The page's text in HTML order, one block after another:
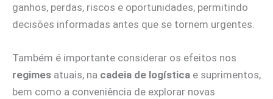
ganhos, perdas, riscos e oportunidades, permitindo
decisões informadas antes que se tornem urgentes.
Também é importante considerar os efeitos nos
regimes atuais, na cadeia de logística e suprimentos,
bem como a conveniência de explorar novas